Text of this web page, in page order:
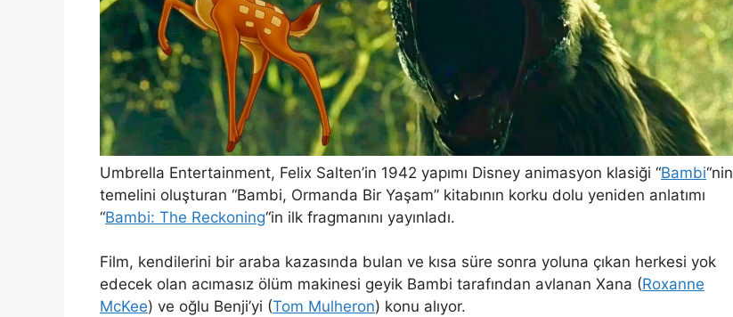
Umbrella Entertainment, Felix Salten’in 1942 yapımı Disney animasyon klasiği “Bambi“nin
temelini oluşturan “Bambi, Ormanda Bir Yaşam” kitabının korku dolu yeniden anlatımı
“Bambi: The Reckoning“in ilk fragmanını yayınladı.
Film, kendilerini bir araba kazasında bulan ve kısa süre sonra yoluna çıkan herkesi yok
edecek olan acımasız ölüm makinesi geyik Bambi tarafından avlanan Xana (Roxanne
McKee) ve oğlu Benji’yi (Tom Mulheron) konu alıyor.